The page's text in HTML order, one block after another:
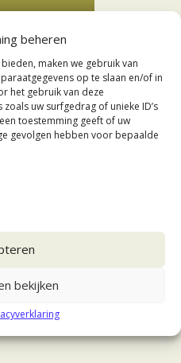
beheren
maken we gebruik van
op te slaan en/of in
het gebruik van deze
uw surfgedrag of unieke ID’s
toestemming geeft of uw
gevolgen hebben voor bepaalde
bekijken